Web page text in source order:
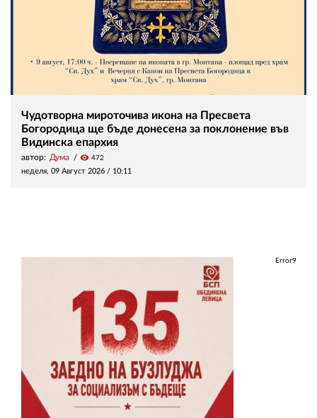
Чудотворна мироточива икона на Пресвета
Богородица ще бъде донесена за поклонение във
Видинска епархия
автор: Дума visibility 472
неделя, 09 Август 2026 / 10:11
Error9